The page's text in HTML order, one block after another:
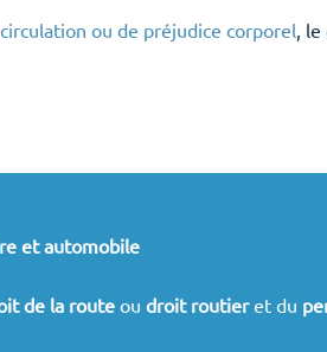
ou de préjudice corporel, le
et automobile
de la routeou droit routieret du